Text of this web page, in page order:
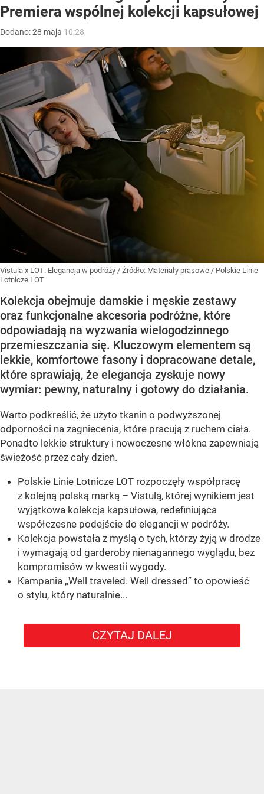
Premiera wspólnej kolekcji kapsułowej
Dodano:28 maja 10:28
Vistula x LOT: Elegancja w podróży / Źródło: Materiały prasowe / Polskie Linie
Lotnicze LOT
Kolekcja obejmuje damskie i męskie zestawy
oraz funkcjonalne akcesoria podróżne, które
odpowiadają na wyzwania wielogodzinnego
przemieszczania się. Kluczowym elementem są
lekkie, komfortowe fasony i dopracowane detale,
które sprawiają, że elegancja zyskuje nowy
wymiar: pewny, naturalny i gotowy do działania.
Warto podkreślić, że użyto tkanin o podwyższonej
odporności na zagniecenia, które pracują z ruchem ciała.
Ponadto lekkie struktury i nowoczesne włókna zapewniają
świeżość przez cały dzień.
Polskie Linie Lotnicze LOT rozpoczęły współpracę
z kolejną polską marką – Vistulą, której wynikiem jest
wyjątkowa kolekcja kapsułowa, redefiniująca
współczesne podejście do elegancji w podróży.
Kolekcja powstała z myślą o tych, którzy żyją w drodze
i wymagają od garderoby nienagannego wyglądu, bez
kompromisów w kwestii wygody.
Kampania „Well traveled. Well dressed” to opowieść
o stylu, który naturalnie...
CZYTAJ DALEJ